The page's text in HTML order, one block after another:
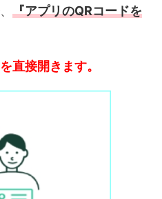
『アプリのQRコードを
直接開きます。